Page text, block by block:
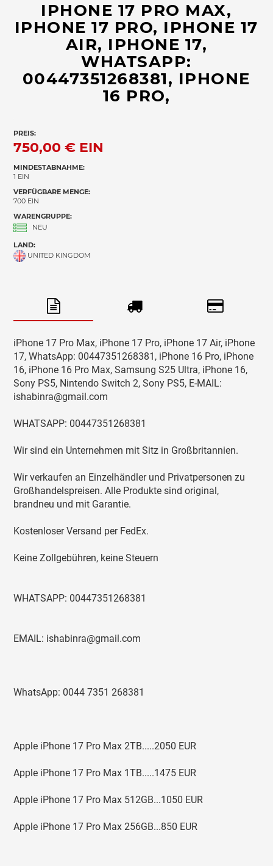
IPHONE 17 PRO MAX,
IPHONE 17 PRO, IPHONE 17
AIR, IPHONE 17,
WHATSAPP:
00447351268381, IPHONE
16 PRO,
PREIS:
750,00 € EIN
MINDESTABNAHME:
1 EIN
VERFÜGBARE MENGE:
700 EIN
WARENGRUPPE:
NEU
LAND:
UNITED KINGDOM
iPhone 17 Pro Max, iPhone 17 Pro, iPhone 17 Air, iPhone
17, WhatsApp: 00447351268381, iPhone 16 Pro, iPhone
16, iPhone 16 Pro Max, Samsung S25 Ultra, iPhone 16,
Sony PS5, Nintendo Switch 2, Sony PS5, E-MAIL:
ishabinra@gmail.com
WHATSAPP: 00447351268381
Wir sind ein Unternehmen mit Sitz in Großbritannien.
Wir verkaufen an Einzelhändler und Privatpersonen zu
Großhandelspreisen. Alle Produkte sind original,
brandneu und mit Garantie.
Kostenloser Versand per FedEx.
Keine Zollgebühren, keine Steuern
WHATSAPP: 00447351268381
EMAIL: ishabinra@gmail.com
WhatsApp: 0044 7351 268381
Apple iPhone 17 Pro Max 2TB.....2050 EUR
Apple iPhone 17 Pro Max 1TB.....1475 EUR
Apple iPhone 17 Pro Max 512GB...1050 EUR
Apple iPhone 17 Pro Max 256GB...850 EUR